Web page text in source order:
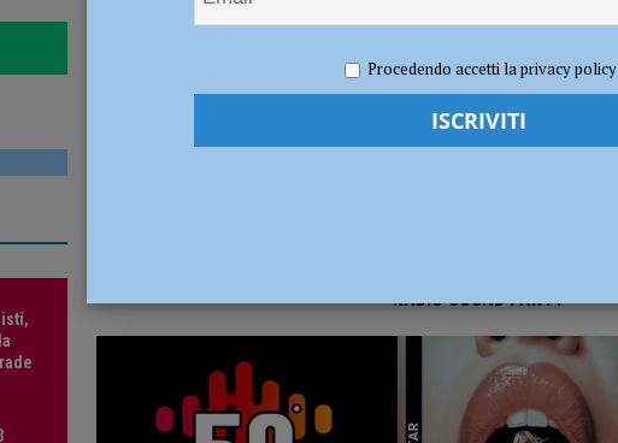
e asili nido, Tagliaferri (FdI): “Verificare subito la situazione nella provincia di Piacenza”
RADIO SOUND PARTY
Procedendo accetti la privacy policy